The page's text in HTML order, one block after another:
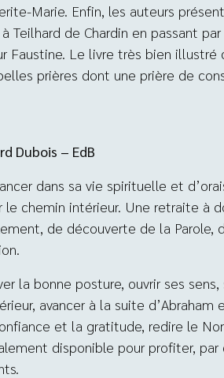
Marie. Enfin, les auteurs
de Chardin en passant par
Faustine. Le livre très bien
prières dont une prière de
Dubois – EdB
dans sa vie spirituelle et
chemin intérieur. Une retraite à
de découverte de la Parole,
la bonne posture, ouvrir ses
avancer à la suite d’Abraham
et la gratitude, redire le
disponible pour profiter, par